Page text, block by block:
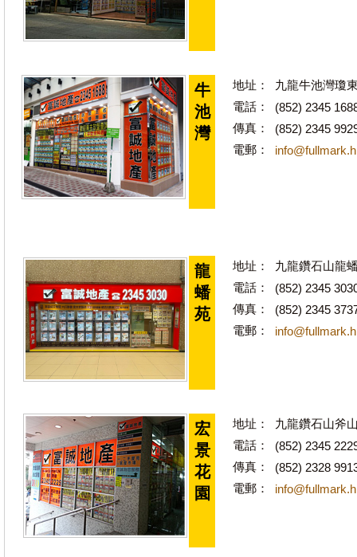
牛
池
灣
地址：
九龍牛池灣瓊
電話：
(852) 2345
傳真：
(852) 2345
電郵：
龍
蟠
苑
地址：
九龍鑽石山龍
電話：
(852) 2345
傳真：
(852) 2345
電郵：
宏
景
花
園
地址：
九龍鑽石山斧
電話：
(852) 2345
傳真：
(852) 2328
電郵：